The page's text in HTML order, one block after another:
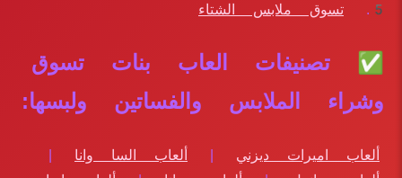
تسوق ملابس الشتاء
✅ تصنيفات العاب بنات تسوق
وشراء الملابس والفساتين ولبسها:
ألعاب اميرات ديزني | ألعاب السا وانا
|